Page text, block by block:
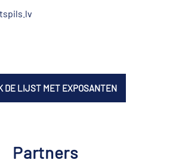
DE LIJST MET EXPOSANTEN
Partners